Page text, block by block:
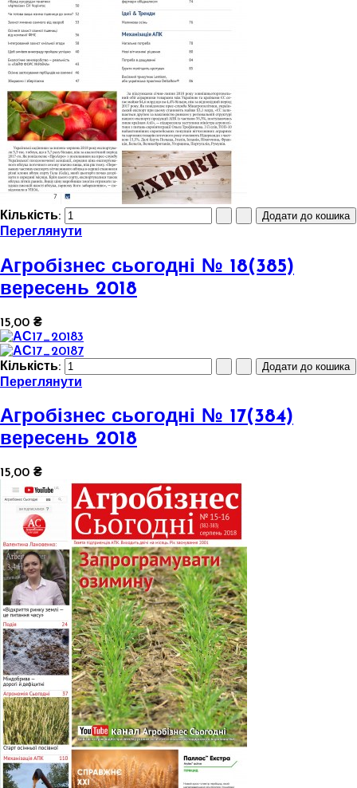
Кількість:
Переглянути
Агробізнес сьогодні № 18(385)
вересень 2018
15,00 ₴
Кількість:
Переглянути
Агробізнес сьогодні № 17(384)
вересень 2018
15,00 ₴